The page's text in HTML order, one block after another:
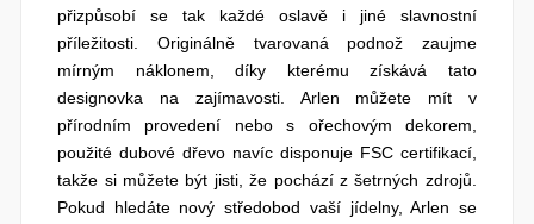
přizpůsobí se tak každé oslavě i jiné slavnostní
příležitosti. Originálně tvarovaná podnož zaujme
mírným náklonem, díky kterému získává tato
designovka na zajímavosti. Arlen můžete mít v
přírodním provedení nebo s ořechovým dekorem,
použité dubové dřevo navíc disponuje FSC certifikací,
takže si můžete být jisti, že pochází z šetrných zdrojů.
Pokud hledáte nový středobod vaší jídelny, Arlen se